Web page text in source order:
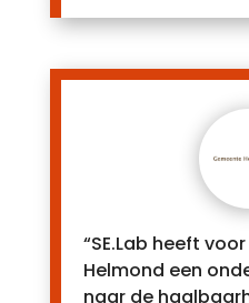
“SE.Lab heeft
Helmond een
naar de